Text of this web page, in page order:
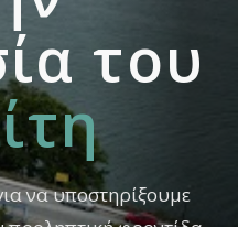
του
να υποστηρίξουμε